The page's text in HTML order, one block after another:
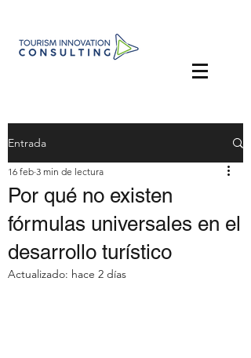
Entrada
Por qué no existen
fórmulas universales en el
desarrollo turístico
16 feb 3 min de lectura
Actualizado: hace 2 días